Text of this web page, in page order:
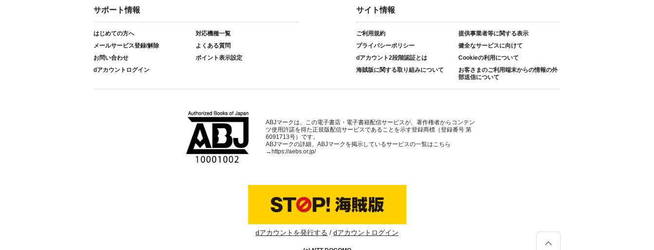
サポート情報
はじめての方へ
対応機種一覧
メールサービス登録/解除
よくある質問
お問い合わせ
ポイント表示設定
dアカウントログイン
サイト情報
ご利用規約
提供事業者等に関する表示
プライバシーポリシー
健全なサービスに向けて
dアカウント2段階認証とは
Cookieの利用について
海賊版に関する取り組みについて
お客さまのご利用端末からの情報の外
部送信について
ABJマークは、この電子書店・電子書籍配信サービスが、著作権者からコンテン
ツ使用許諾を得た正規版配信サービスであることを示す登録商標（登録番号 第
6091713号）です。
ABJマークの詳細、ABJマークを掲示しているサービスの一覧はこちら
→https://aebs.or.jp/
dアカウントを発行する dアカウントログイン